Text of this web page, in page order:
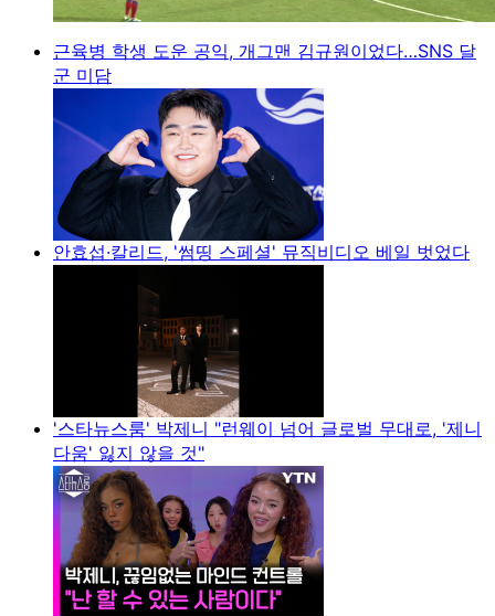
근육병 학생 도운 공익, 개그맨 김규원이었다…SNS 달
군 미담
안효섭·칼리드, '썸띵 스페셜' 뮤직비디오 베일 벗었다
'스타뉴스룸' 박제니 "런웨이 넘어 글로벌 무대로, '제니
다움' 잃지 않을 것"